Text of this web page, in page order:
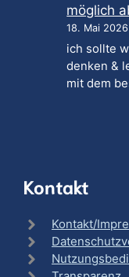
möglich
18. Mai 2026
ich sollte
denken &
mit dem
Kontakt
Kontakt/